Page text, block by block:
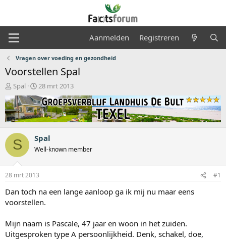
Aanmelden Registreren
Vragen over voeding en gezondheid
Voorstellen Spal
O
n
d
e
r
w
e
r
p
s
t
r
t
r
Spal
S
t
a
r
t
a
t
m
28 mrt 2013
S Spal
Well-known member
28 mrt 2013 #1
Dan toch na een lange aanloop ga ik mij nu maar eens
voorstellen.
Mijn naam is Pascale, 47 jaar en woon in het zuiden.
Uitgesproken type A persoonlijkheid. Denk, schakel, doe,